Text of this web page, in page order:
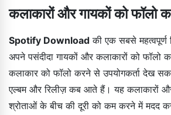
कलाकारों और गायकों को फॉलो
Spotify Download की एक सबसे
अपने पसंदीदा गायकों और कलाकारों को फॉलो
कलाकार को फॉलो करने से उपयोगकर्ता देख
एल्बम और रिलीज़ कब आते हैं। यह कलाकारों
श्रोताओं के बीच की दूरी को कम करने में मदद